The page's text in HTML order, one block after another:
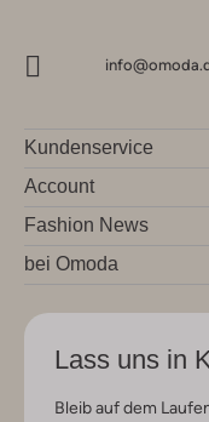
Kundenservice
Account
Fashion News
bei Omoda
Lass uns in
Bleib auf dem